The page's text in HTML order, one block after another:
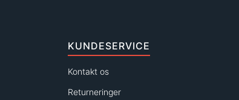
KUNDESERVICE
Kontakt os
Returneringer